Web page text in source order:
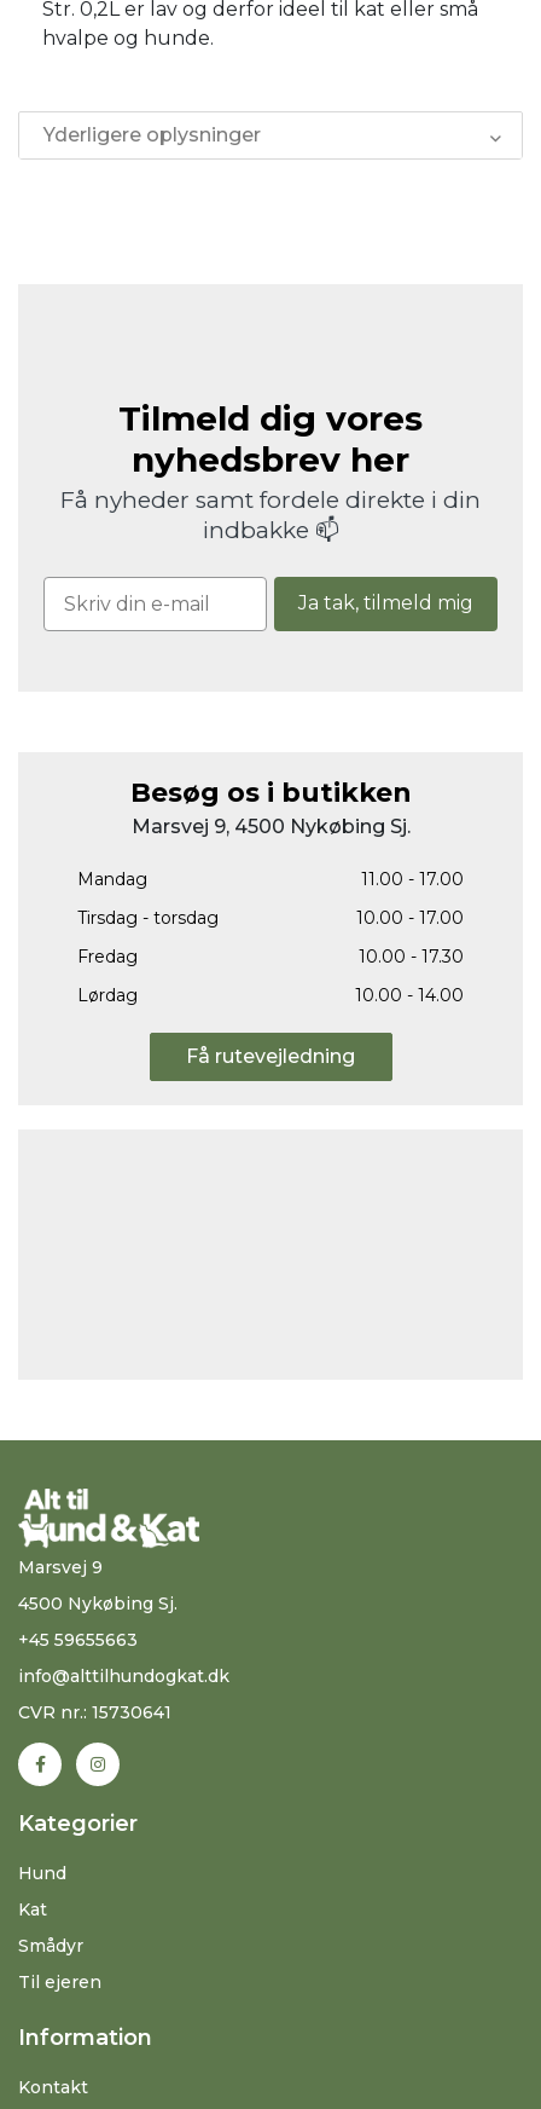
Str. 0,2L er lav og derfor ideel til kat eller små
hvalpe og hunde.
Yderligere oplysninger
Tilmeld dig vores
nyhedsbrev her
Få nyheder samt fordele direkte i din
indbakke 📫
Ja tak, tilmeld mig
Besøg os i butikken
Marsvej 9, 4500 Nykøbing Sj.
Mandag
11.00 - 17.00
Tirsdag - torsdag
10.00 - 17.00
Fredag
10.00 - 17.30
Lørdag
10.00 - 14.00
Få rutevejledning
Marsvej 9
4500 Nykøbing Sj.
+45 59655663
info@alttilhundogkat.dk
CVR nr.: 15730641
Kategorier
Hund
Kat
Smådyr
Til ejeren
Information
Kontakt